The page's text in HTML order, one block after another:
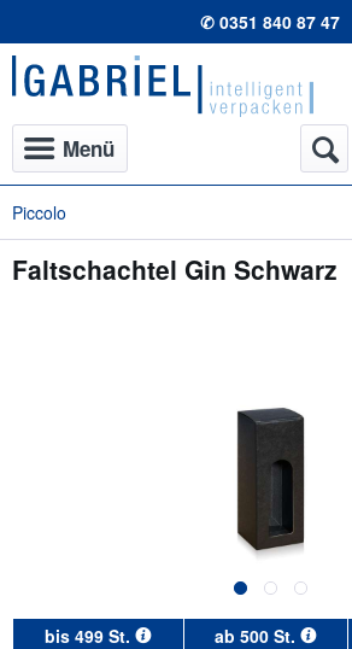
✆ 0351 840 87 47
Menü
Piccolo
Faltschachtel Gin Schwarz
bis 499 St. ab 500 St.